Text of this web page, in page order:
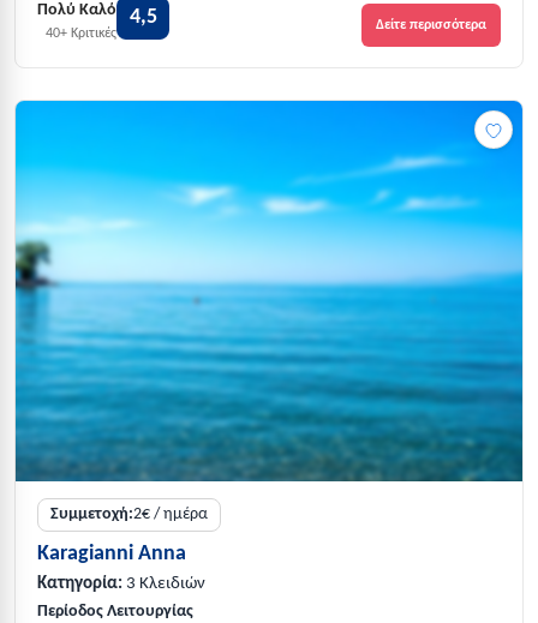
Πολύ Καλό
40+ Κριτικές
4,5 Δείτε περισσότερα
Συμμετοχή:2€ / ημέρα
Karagianni Anna
Κατηγορία: 3 Κλειδιών
Περίοδος Λειτουργίας